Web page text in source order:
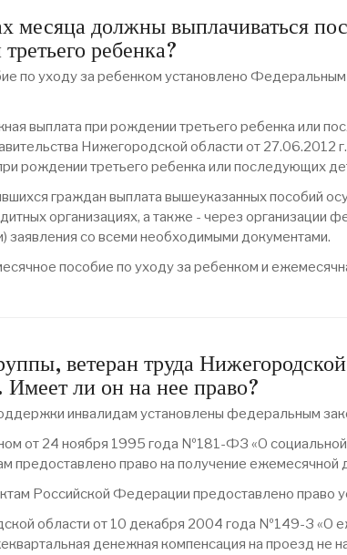
месяца должны выплачиваться
ребенка?
по уходу за ребенком установлено
выплата при рождении третьего ребенка или
Нижегородской области от
рождении третьего ребенка или последующих
граждан выплата вышеуказанных пособий
организациях, а также - через
заявления со всеми необходимыми документами.
пособие по уходу за ребенком и
ветеран труда
ли он на нее право?
инвалидам установлены федеральным
от 24 ноября 1995 года №181-ФЗ «О
право на получение ежемесячной
Российской Федерации предоставлено право
области от 10 декабря 2004 года №149-З «О
денежная компенсация на проезд